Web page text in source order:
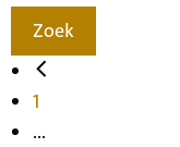
Zoek
1
...